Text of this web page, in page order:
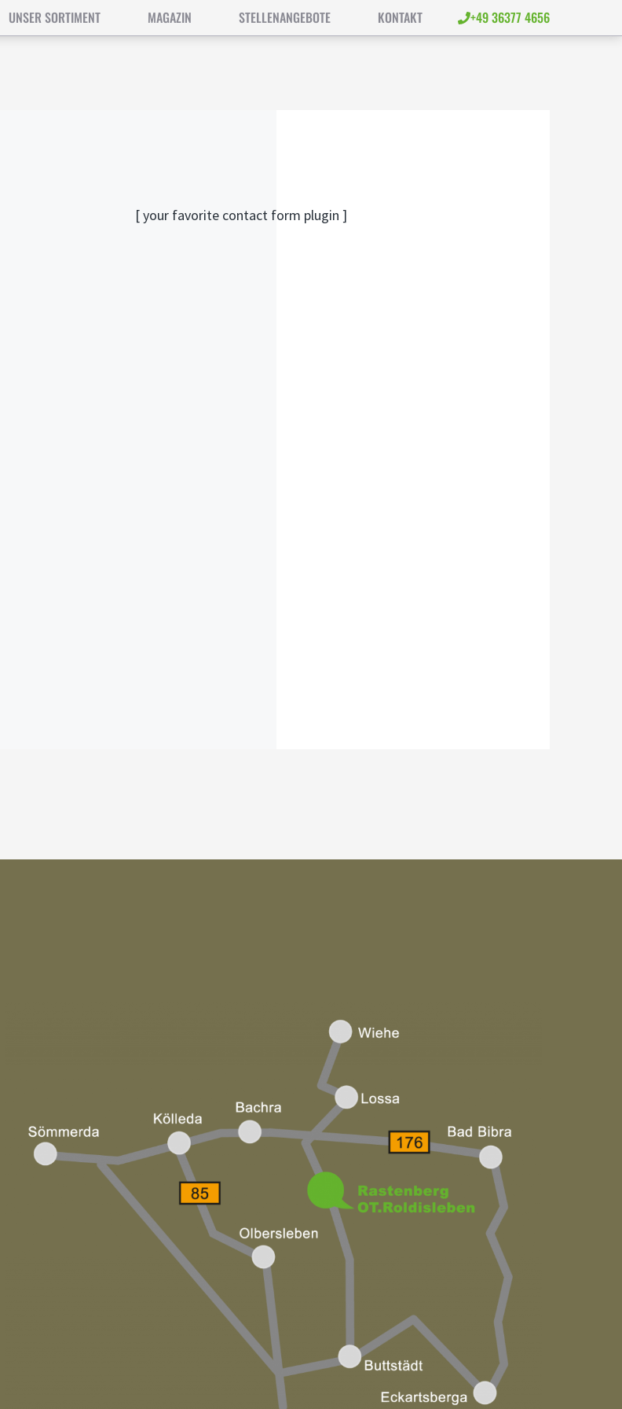
UNSER SORTIMENT MAGAZIN STELLENANGEBOTE KONTAKT +49 36377 4656
[ your favorite contact form plugin ]